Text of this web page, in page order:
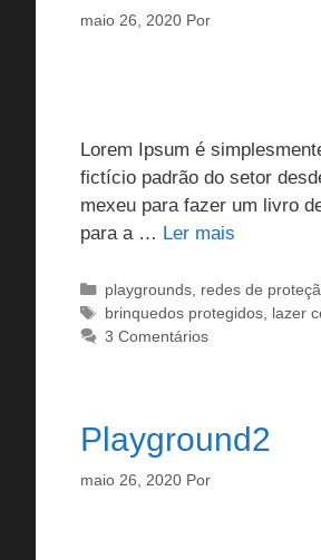
maio 26, 2020 Por
Lorem Ipsum é
fictício padrão do setor
mexeu para fazer um livro
para a … Ler mais
Categorias
playgrounds, redes de
Tags
brinquedos protegidos, lazer
3 Comentários
Playground2
maio 26, 2020 Por